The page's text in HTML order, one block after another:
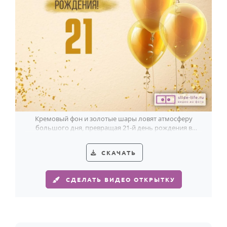
Кремовый фон и золотые шары ловят атмосферу
большого дня, превращая 21-й день рождения в
СКАЧАТЬ
СДЕЛАТЬ ВИДЕО ОТКРЫТКУ